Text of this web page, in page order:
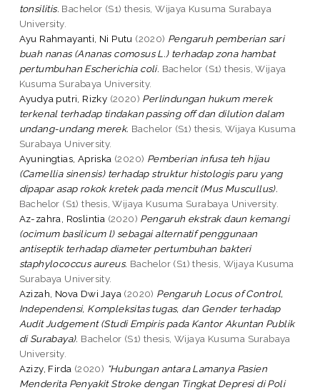
tonsilitis. Bachelor (S1) thesis, Wijaya Kusuma Surabaya
University.
Ayu Rahmayanti, Ni Putu (2020) Pengaruh pemberian sari
buah nanas (Ananas comosus L.) terhadap zona hambat
pertumbuhan Escherichia coli. Bachelor (S1) thesis, Wijaya
Kusuma Surabaya University.
Ayudya putri, Rizky (2020) Perlindungan hukum merek
terkenal terhadap tindakan passing off dan dilution dalam
undang-undang merek. Bachelor (S1) thesis, Wijaya Kusuma
Surabaya University.
Ayuningtias, Apriska (2020) Pemberian infusa teh hijau
(Camellia sinensis) terhadap struktur histologis paru yang
dipapar asap rokok kretek pada mencit (Mus Muscullus).
Bachelor (S1) thesis, Wijaya Kusuma Surabaya University.
Az-zahra, Roslintia (2020) Pengaruh ekstrak daun kemangi
(ocimum basilicum l) sebagai alternatif penggunaan
antiseptik terhadap diameter pertumbuhan bakteri
staphylococcus aureus. Bachelor (S1) thesis, Wijaya Kusuma
Surabaya University.
Azizah, Nova Dwi Jaya (2020) Pengaruh Locus of Control,
Independensi, Kompleksitas tugas, dan Gender terhadap
Audit Judgement (Studi Empiris pada Kantor Akuntan Publik
di Surabaya). Bachelor (S1) thesis, Wijaya Kusuma Surabaya
University.
Azizy, Firda (2020) “Hubungan antara Lamanya Pasien
Menderita Penyakit Stroke dengan Tingkat Depresi di Poli